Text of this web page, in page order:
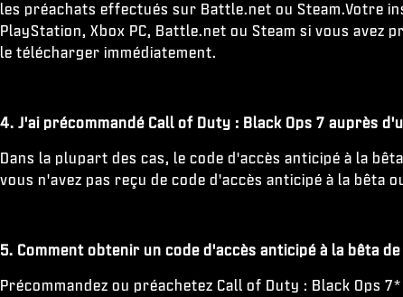
les préachats effectués sur Battle.net ou Steam.Votre
PlayStation, Xbox PC, Battle.net ou Steam si vous
le télécharger immédiatement.
4. J'ai précommandé Call of Duty : Black Ops 7 auprès
Dans la plupart des cas, le code d'accès anticipé à la
vous n'avez pas reçu de code d'accès anticipé à la
5. Comment obtenir un code d'accès anticipé à la bêta
Précommandez ou préachetez Call of Duty : Black Ops